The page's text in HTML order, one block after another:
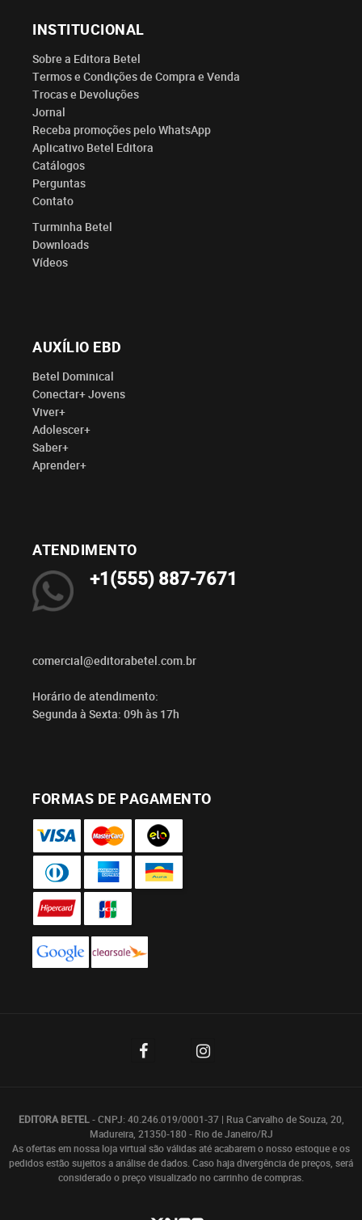
INSTITUCIONAL
Sobre a Editora Betel
Termos e Condições de Compra e Venda
Trocas e Devoluções
Jornal
Receba promoções pelo WhatsApp
Aplicativo Betel Editora
Catálogos
Perguntas
Contato
Turminha Betel
Downloads
Vídeos
AUXÍLIO EBD
Betel Dominical
Conectar+ Jovens
Viver+
Adolescer+
Saber+
Aprender+
ATENDIMENTO
+1(555) 887-7671
comercial@editorabetel.com.br
Horário de atendimento:
Segunda à Sexta: 09h às 17h
FORMAS DE PAGAMENTO
EDITORA BETEL- CNPJ: 40.246.019/0001-37 | Rua Carvalho de Souza, 20,
Madureira, 21350-180 - Rio de Janeiro/RJ
As ofertas em nossa loja virtual são válidas até acabarem o nosso estoque e os
pedidos estão sujeitos a análise de dados. Caso haja divergência de preços, será
considerado o preço visualizado no carrinho de compras.